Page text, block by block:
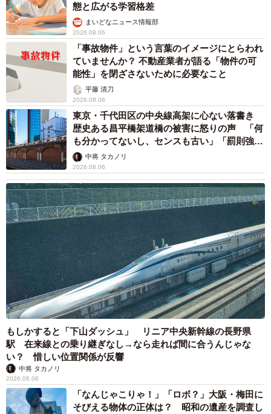
態と広がる学習格差
まいどなニュース情報部
2026.08.06
「事故物件」という言葉のイメージにとらわれ
ていませんか？ 不動産業者が語る「物件の可
能性」を閉ざさないために必要なこと
平藤 清刀
2026.08.06
東京・千代田区の中央線高架に心ない落書き
歴史ある昌平橋架道橋の被害に怒りの声 「何
も分かってないし、センスも古い」「罰則強化
して」中将 タカノリ
2026.08.06
もしかすると「下山ダッシュ」 リニア中央新幹線の長野県
駅 在来線との乗り継ぎなし→なら走れば間に合うんじゃな
い？ 惜しい位置関係が反響
中将 タカノリ
2026.08.06
「なんじゃこりゃ！」「ロボ？」大阪・梅田に
そびえる物体の正体は？ 昭和の遺産を調査し